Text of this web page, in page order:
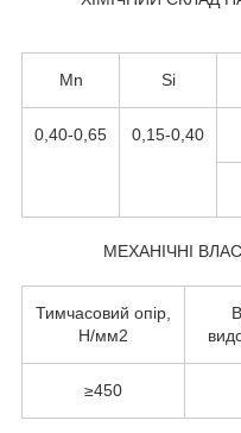
Mn Si
0,40-0,65 0,15-0,40
МЕХАНІЧНІ
Тимчасовий опір,
Н/мм2
≥450